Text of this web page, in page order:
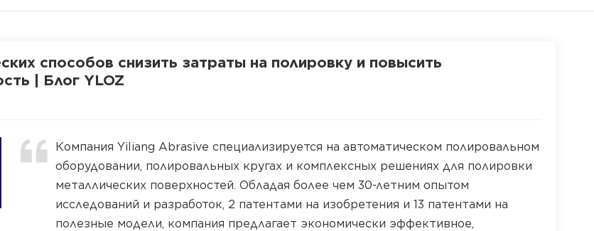
способов снизить затраты на полировку и повысить
| Блог YLOZ
Компания Yiliang Abrasive специализируется на автоматическом полировальном
оборудовании, полировальных кругах и комплексных решениях для полировки
металлических поверхностей. Обладая более чем 30-летним опытом
исследований и разработок, 2 патентами на изобретения и 13 патентами на
полезные модели, компания предлагает экономически эффективное,